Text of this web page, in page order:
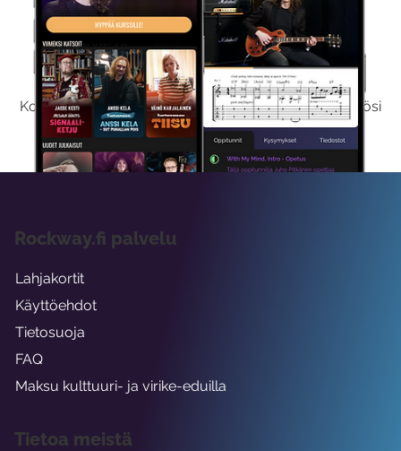
Kokeile Ilmaiseksi
Kokeilemalla ilmaiseksi saat koko sisältömme käyttöösi
viikon ajaksi.
Rockway.fi palvelu
Lahjakortit
Käyttöehdot
Tietosuoja
FAQ
Maksu kulttuuri- ja virike-eduilla
Tietoa meistä